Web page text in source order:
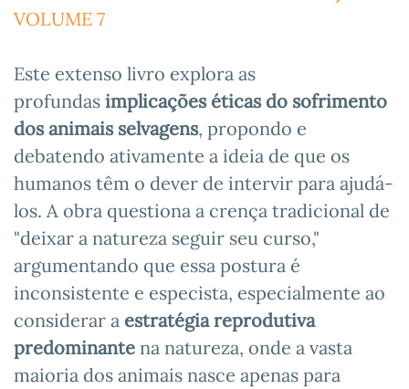
VOLUME 7
Este extenso livro explora as
profundas implicações éticas do sofrimento
dos animais selvagens, propondo e
debatendo ativamente a ideia de que os
humanos têm o dever de intervir para ajudá-
los. A obra questiona a crença tradicional de
"deixar a natureza seguir seu curso,"
argumentando que essa postura é
inconsistente e especista, especialmente ao
considerar a estratégia reprodutiva
predominante na natureza, onde a vasta
maioria dos animais nasce apenas para